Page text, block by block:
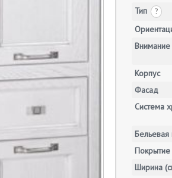
Тип
?
Внимание
Корпус
Фасад
Система
Бельевая
Покрытие
Ширина